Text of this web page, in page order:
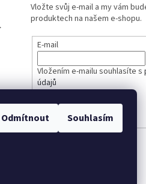
Odmítnout Souhlasím
je 5 z 5 hvězdiček.
Vložte svůj e-mail a my vám
produktech na našem e-shopu.
E-mail
Vložením e-mailu souhlasíte s
údajů